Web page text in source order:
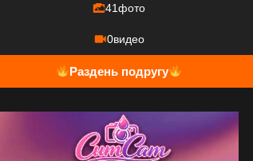
41фото
0видео
Раздень подругу